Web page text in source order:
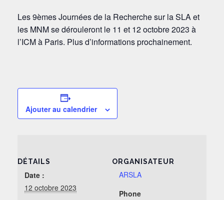
Les 9èmes Journées de la Recherche sur la SLA et
les MNM se dérouleront le 11 et 12 octobre 2023 à
l’ICM à Paris. Plus d’informations prochainement.
Ajouter au calendrier
DÉTAILS
Date :
12 octobre 2023
ORGANISATEUR
ARSLA
Phone